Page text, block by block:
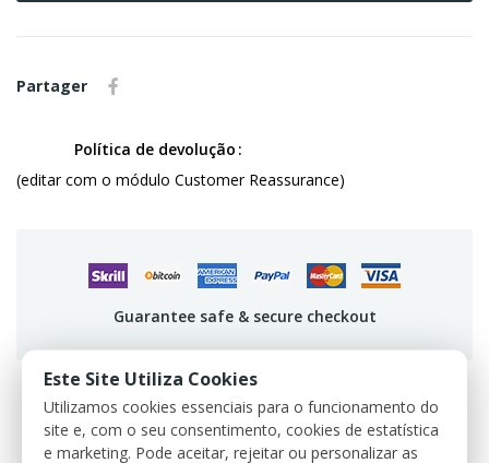
Partager
Política de devolução
(editar com o módulo Customer Reassurance)
Guarantee safe & secure checkout
DESCRIPTION
Este Site Utiliza Cookies
Utilizamos cookies essenciais para o funcionamento do
site e, com o seu consentimento, cookies de estatística
e marketing. Pode aceitar, rejeitar ou personalizar as